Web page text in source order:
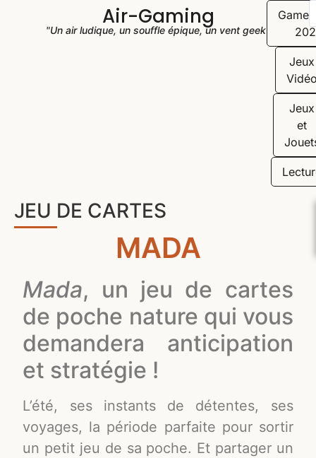
Air-Gaming
"Un air ludique, un souffle épique, un vent geek"
Jeux
Jeux
et
JEU DE CARTES
MADA
Mada, un jeu de cartes
de poche nature qui vous
demandera anticipation
et stratégie !
L’été, ses instants de détentes, ses
voyages, la période parfaite pour sortir
un petit jeu de sa poche. Et partager un